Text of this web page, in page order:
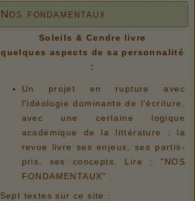
Nos fondamentaux
Soleils & Cendre livre
quelques aspects de sa personnalité
:
Un projet en rupture avec
l'idéologie dominante de l'écriture,
avec une certaine logique
académique de la littérature : la
revue livre ses enjeux, ses partis-
pris, ses concepts. Lire : "NOS
FONDAMENTAUX" .
Sept textes sur ce site :